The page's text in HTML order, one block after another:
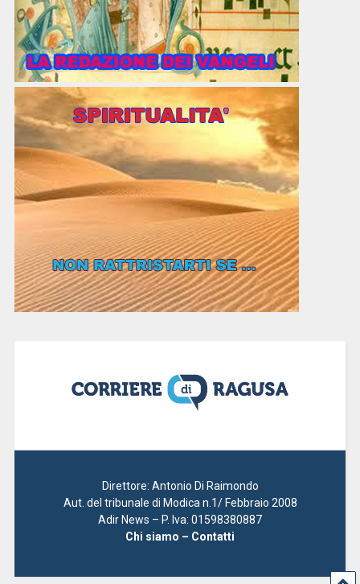
Direttore: Antonio Di Raimondo
Aut. del tribunale di Modica n.1/ Febbraio 2008
Adir News – P. Iva: 01598380887
Chi siamo – Contatti